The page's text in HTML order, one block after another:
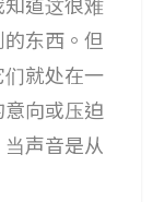
道这很难
东西。但
们就处在一
向或压迫
声音是从